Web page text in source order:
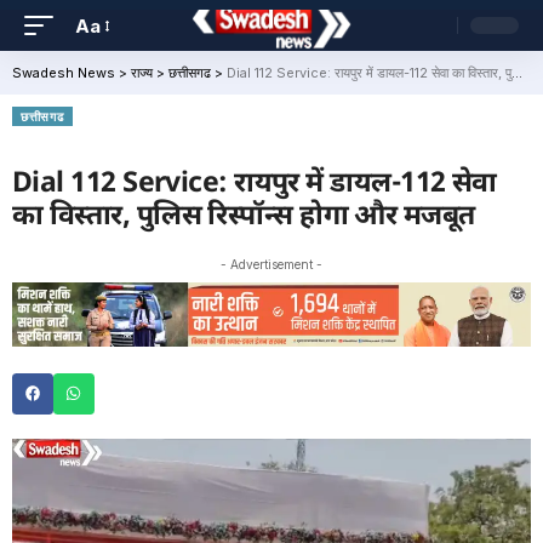
Aa
Swadesh News > राज्य> छत्तीसगढ > Dial 112 Service: रायपुर में डायल-112 सेवा का विस्तार, पुलिस रिस्पॉन्स होगा और मजबूत
छत्तीसगढ
Dial 112 Service: रायपुर में डायल-112 सेवा
का विस्तार, पुलिस रिस्पॉन्स होगा और मजबूत
- Advertisement -